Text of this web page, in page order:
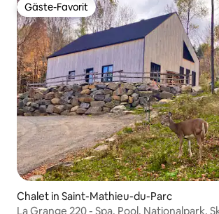
Gäste-Favorit
Gäste-Favorit
Chalet in Saint-Mathieu-du-Parc
La Grange 220 - Spa, Pool, Nationalpark,